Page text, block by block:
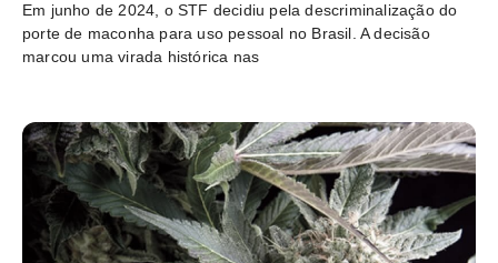
Em junho de 2024, o STF decidiu pela descriminalização do
porte de maconha para uso pessoal no Brasil. A decisão
marcou uma virada histórica nas